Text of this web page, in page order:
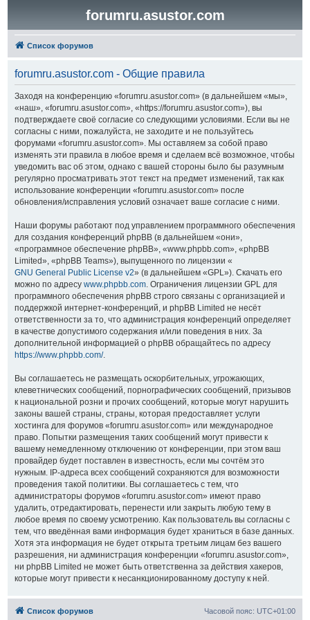
forumru.asustor.com
Список форумов
forumru.asustor.com - Общие правила
Заходя на конференцию «forumru.asustor.com» (в дальнейшем «мы»,
«наш», «forumru.asustor.com», «https://forumru.asustor.com»), вы
подтверждаете своё согласие со следующими условиями. Если вы не
согласны с ними, пожалуйста, не заходите и не пользуйтесь
форумами «forumru.asustor.com». Мы оставляем за собой право
изменять эти правила в любое время и сделаем всё возможное, чтобы
уведомить вас об этом, однако с вашей стороны было бы разумным
регулярно просматривать этот текст на предмет изменений, так как
использование конференции «forumru.asustor.com» после
обновления/исправления условий означает ваше согласие с ними.
Наши форумы работают под управлением программного обеспечения
для создания конференций phpBB (в дальнейшем «они»,
«программное обеспечение phpBB», «www.phpbb.com», «phpBB
Limited», «phpBB Teams»), выпущенного по лицензии «
GNU General Public License v2» (в дальнейшем «GPL»). Скачать его
можно по адресу www.phpbb.com. Ограничения лицензии GPL для
программного обеспечения phpBB строго связаны с организацией и
поддержкой интернет-конференций, и phpBB Limited не несёт
ответственности за то, что администрация конференций определяет
в качестве допустимого содержания и/или поведения в них. За
дополнительной информацией о phpBB обращайтесь по адресу
https://www.phpbb.com/.
Вы соглашаетесь не размещать оскорбительных, угрожающих,
клеветнических сообщений, порнографических сообщений, призывов
к национальной розни и прочих сообщений, которые могут нарушить
законы вашей страны, страны, которая предоставляет услуги
хостинга для форумов «forumru.asustor.com» или международное
право. Попытки размещения таких сообщений могут привести к
вашему немедленному отключению от конференции, при этом ваш
провайдер будет поставлен в известность, если мы сочтём это
нужным. IP-адреса всех сообщений сохраняются для возможности
проведения такой политики. Вы соглашаетесь с тем, что
администраторы форумов «forumru.asustor.com» имеют право
удалить, отредактировать, перенести или закрыть любую тему в
любое время по своему усмотрению. Как пользователь вы согласны с
тем, что введённая вами информация будет храниться в базе данных.
Хотя эта информация не будет открыта третьим лицам без вашего
разрешения, ни администрация конференции «forumru.asustor.com»,
ни phpBB Limited не может быть ответственна за действия хакеров,
которые могут привести к несанкционированному доступу к ней.
Список форумов Часовой пояс: UTC+01:00